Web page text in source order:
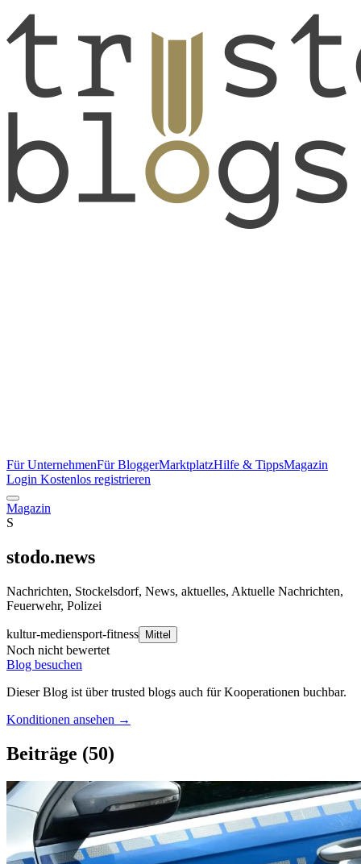
Für UnternehmenFür BloggerMarktplatzHilfe & TippsMagazin
Login Kostenlos registrieren
Magazin
S
stodo.news
Nachrichten, Stockelsdorf, News, aktuelles, Aktuelle Nachrichten,
Feuerwehr, Polizei
kultur-mediensport-fitness Mittel
Noch nicht bewertet
Blog besuchen
Dieser Blog ist über trusted blogs auch für Kooperationen buchbar.
Konditionen ansehen →
Beiträge (50)